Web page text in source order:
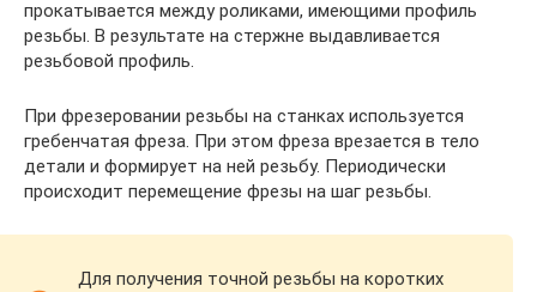
прокатывается между роликами, имеющими профиль
резьбы. В результате на стержне выдавливается
резьбовой профиль.
При фрезеровании резьбы на станках используется
гребенчатая фреза. При этом фреза врезается в тело
детали и формирует на ней резьбу. Периодически
происходит перемещение фрезы на шаг резьбы.
Для получения точной резьбы на коротких